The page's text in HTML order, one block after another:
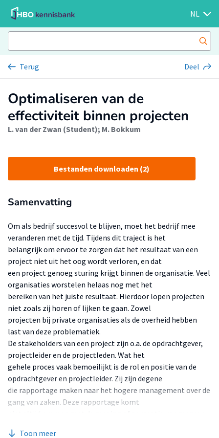
NL
Terug Deel
Optimaliseren van de
effectiviteit binnen projecten
L. van der Zwan (Student); M. Bokkum
Bestanden downloaden (2)
Samenvatting
Om als bedrijf succesvol te blijven, moet het bedrijf mee
veranderen met de tijd. Tijdens dit traject is het
belangrijk om ervoor te zorgen dat het resultaat van een
project niet uit het oog wordt verloren, en dat
een project genoeg sturing krijgt binnen de organisatie. Veel
organisaties worstelen helaas nog met het
bereiken van het juiste resultaat. Hierdoor lopen projecten
niet zoals zij horen of lijken te gaan. Zowel
projecten bij private organisaties als de overheid hebben
last van deze problematiek.
De stakeholders van een project zijn o.a. de opdrachtgever,
projectleider en de projectleden. Wat het
gehele proces vaak bemoeilijkt is de rol en positie van de
opdrachtgever en projectleider. Zij zijn degene
die rapportage maken naar het hogere management over de
gang van zaken. Deze rapportage komt
Toon meer